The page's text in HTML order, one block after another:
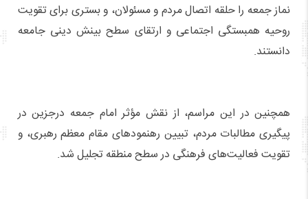
نماز جمعه را حلقه اتصال مردم و مسئولان، و بستری برای تقویت
روحیه همبستگی اجتماعی و ارتقای سطح بینش دینی جامعه
دانستند.
همچنین در این مراسم، از نقش مؤثر امام جمعه درجزین در
پیگیری مطالبات مردم، تبیین رهنمودهای مقام معظم رهبری، و
تقویت فعالیت‌های فرهنگی در سطح منطقه تجلیل شد.